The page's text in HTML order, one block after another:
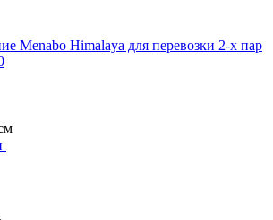
Menabo Himalaya для перевозки 2-х пар